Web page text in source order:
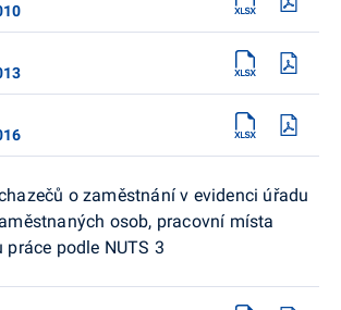
o zaměstnání v evidenci úřadu
osob, pracovní místa
podle NUTS 3